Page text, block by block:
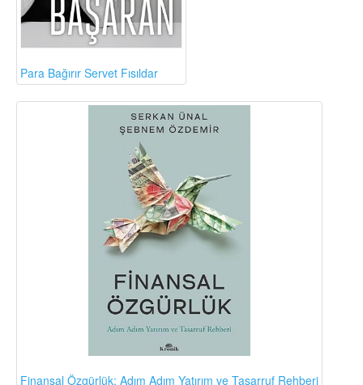
Para Bağırır Servet Fısıldar
Finansal Özgürlük: Adım Adım Yatırım ve Tasarruf Rehberi